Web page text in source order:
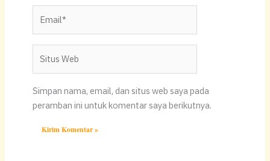
Web
Simpan nama, email, dan situs web saya pada
peramban ini untuk komentar saya berikutnya.